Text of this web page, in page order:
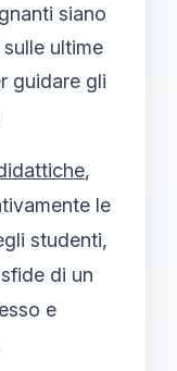
siano
ultime
guidare gli
,
le
studenti,
di un
e